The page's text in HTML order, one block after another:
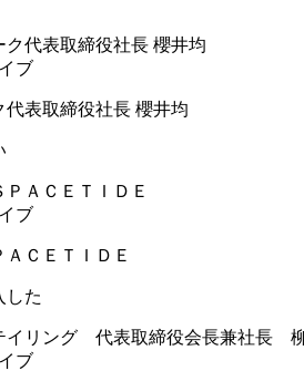
ブ
代表取締役社長 櫻井均
ブ
ＡＣＥＴＩＤＥ
した
ブ